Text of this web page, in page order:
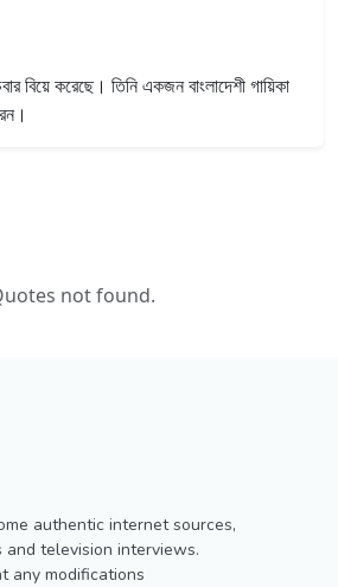
বিয়ে করেছে। তিনি একজন বাংলাদেশী গায়িকা
not found.
authentic internet sources,
and television interviews.
any modifications